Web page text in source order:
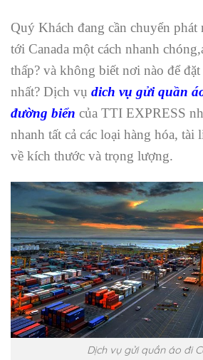
Quý Khách đang cần chuyển phát
tới Canada một cách nhanh
thấp? và không biết nơi nào để
nhất? Dịch vụ dich vụ gửi quần
đường biển của TTI EXPRESS
nhanh tất cả các loại hàng hóa, tài
về kích thước và trọng lượng.
Dịch vụ gửi quần áo đi